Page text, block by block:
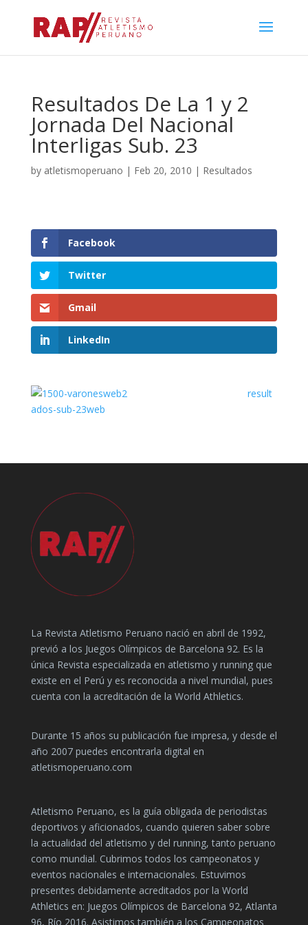
Resultados De La 1 y 2
Jornada Del Nacional
Interligas Sub. 23
by atletismoperuano | Feb 20, 2010 | Resultados
Facebook
Twitter
Gmail
LinkedIn
result
ados-sub-23web
La Revista Atletismo Peruano nació en abril de 1992,
previó a los Juegos Olímpicos de Barcelona 92. Es la
única Revista especializada en atletismo y running que
existe en el Perú y es reconocida a nivel mundial, pues
cuenta con la acreditación de la World Athletics.
Durante 15 años su publicación fue impresa, y desde el
año 2007 puedes encontrarla digital en
atletismoperuano.com
Atletismo Peruano, es la guía obligada de periodistas
deportivos y aficionados, cuando quieren saber sobre
la actualidad del atletismo y del running, tanto peruano
como mundial. Cubrimos todos los campeonatos y
eventos nacionales e internacionales. Estuvimos
presentes debidamente acreditados por la World
Athletics en: Juegos Olímpicos de Barcelona 92, Atlanta
96, Río 2016. Asistimos también a los Campeonatos